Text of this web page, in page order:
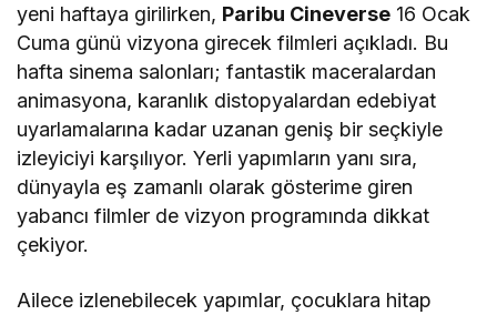
yeni haftaya girilirken, Paribu Cineverse 16 Ocak
Cuma günü vizyona girecek filmleri açıkladı. Bu
hafta sinema salonları; fantastik maceralardan
animasyona, karanlık distopyalardan edebiyat
uyarlamalarına kadar uzanan geniş bir seçkiyle
izleyiciyi karşılıyor. Yerli yapımların yanı sıra,
dünyayla eş zamanlı olarak gösterime giren
yabancı filmler de vizyon programında dikkat
çekiyor.
Ailece izlenebilecek yapımlar, çocuklara hitap